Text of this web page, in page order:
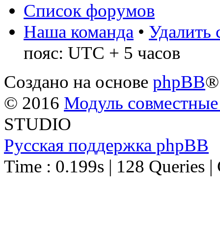
Список форумов
Наша команда • Удалить
пояс: UTC + 5 часов
Создано на основе phpBB®
© 2016 Модуль
STUDIO
Русская поддержка phpBB
Time : 0.199s | 128 Queries